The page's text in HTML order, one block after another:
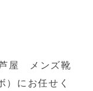
屋 メンズ靴
）にお任せく